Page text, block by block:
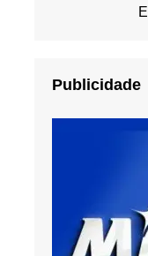
Publicidade